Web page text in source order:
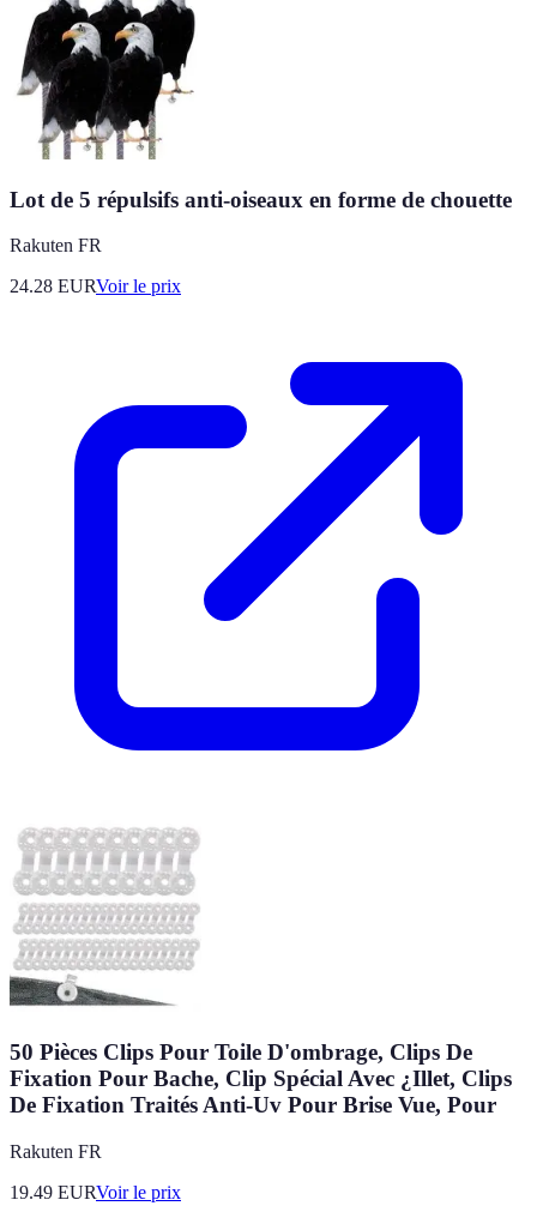
Lot de 5 répulsifs anti-oiseaux en forme de chouette
Rakuten FR
24.28 EURVoir le prix
50 Pièces Clips Pour Toile D'ombrage, Clips De
Fixation Pour Bache, Clip Spécial Avec ¿Illet, Clips
De Fixation Traités Anti-Uv Pour Brise Vue, Pour
Rakuten FR
19.49 EURVoir le prix